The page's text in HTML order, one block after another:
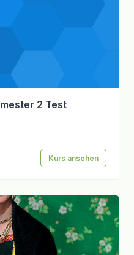
2 Test
Kurs ansehen